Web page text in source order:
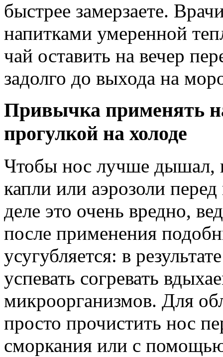
быстрее замерзаете.
напитками умеренной
чай оставить на вечер
задолго до выхода на
Привычка применять
прогулкой на холоде
Чтобы нос лучше дышал,
капли или аэрозоли
деле это очень вредно,
после применения
усугубляется: в
успевать согревать
микроорганизмов. Для
просто прочистить нос
сморкания или с